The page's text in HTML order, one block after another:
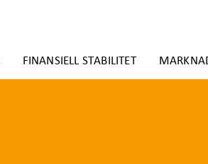
FINANSIELL STABILITET